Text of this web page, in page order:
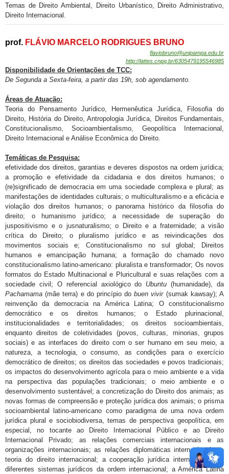
Temas de Direito Ambiental, Direito Urbanístico, Direito Administrativo,
Direito Internacional.
prof. FLÁVIO MARCELO RODRIGUES BRUNO
flaviobruno@unipampa.edu.br
http://lattes.cnpq.br/6305479195546985
Disponibilidade de Orientações de TCC:
De Segunda a Sexta-feira, a partir das 19h, sob agendamento.
Áreas de Atuação:
Teoria do Pensamento Jurídico, Hermenêutica Jurídica, Filosofia do
Direito, História do Direito, Antropologia Jurídica, Direitos Fundamentais,
Constitucionalismo, Socioambientalismo, Geopolítica Internacional,
Direito Internacional e Análise Econômica do Direito.
Temáticas de Pesquisa:
efetividade dos direitos, garantias e deveres dispostos na ordem jurídica;
a promoção e efetividade da cidadania e dos direitos humanos; o
(re)significado de democracia em uma sociedade complexa e plural; as
manifestações de identidades culturais; o multiculturalismo e a eficácia e
violação dos direitos humanos; o panorama histórico da filosofia do
direito; o humanismo jurídico; a necessidade de superação do
juspositivismo e o jusnaturalismo; o Direito e a fraternidade; a visão
crítica do Direito; o pluralismo jurídico e as reivindicações dos
movimentos sociais e; Constitucionalismo no sul global; Direitos
humanos e emancipação humana; a formação do chamado novo
constitucionalismo latino-americano: pluralista e transformador; Os novos
formatos do Estado Multinacional e Pluricultural e suas relações com a
sociedade civil; O referencial axiológico do Ubuntu (humanidade), da
Pachamama (mãe terra) e do princípio dobuen vivir(sumak kawsay); A
reinvenção da democracia na América Latina; O constitucionalismo
democrático e os direitos humanos; o Estado plurinacional,
institucionalidades e territorialidades; os direitos socioambientais,
enquanto direitos de coletividades (povos, culturas, minorias, grupos
sociais) e as interfaces do direito com o ser humano em seu meio, a
natureza, a tecnologia, o consumo, as condições para o exercício
democrático de direitos; os direitos das sociedades e povos tradicionais;
os impactos do desenvolvimento agrícola para o meio ambiente e a vida
na perspectiva das populações tradicionais; o meio ambiente e o
desenvolvimento sustentável; a concretização do Direito dos animais; as
novas formas de compreensão e proteção jurídica dos animais; o prisma
socioambiental latino-americano como paradigma de uma nova ordem
jurídica plural e sociobiodiversa, temas de perspectiva geopolítica, em
especial, no tocante ao Direito Internacional Público e ao Direito
Internacional Privado; as relações comerciais internacionais e as
organizações internacionais; as relações diplomáticas internacionais; a
teoria do direito internacional; a cooperação jurídica internacional; os
diferentes sistemas jurídicos da ordem internacional; a América Latina